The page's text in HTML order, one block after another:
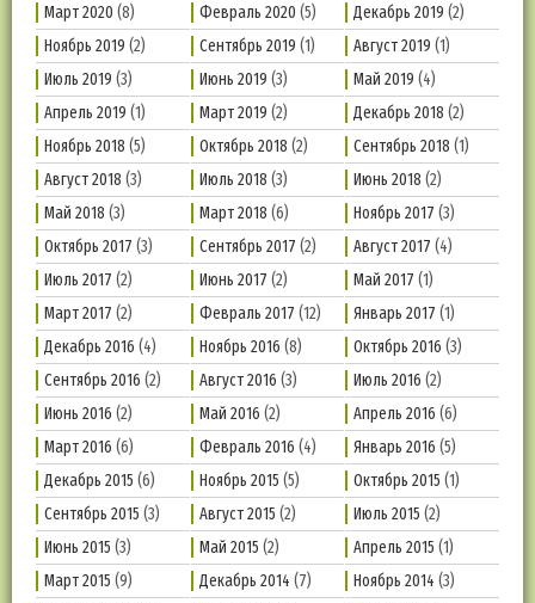
Март 2020 (8) Февраль 2020 (5) Декабрь 2019 (2)
Ноябрь 2019 (2) Сентябрь 2019 (1) Август 2019 (1)
Июль 2019 (3) Июнь 2019 (3) Май 2019 (4)
Апрель 2019 (1) Март 2019 (2) Декабрь 2018 (2)
Ноябрь 2018 (5) Октябрь 2018 (2) Сентябрь 2018 (1)
Август 2018 (3) Июль 2018 (3) Июнь 2018 (2)
Май 2018 (3) Март 2018 (6) Ноябрь 2017 (3)
Октябрь 2017 (3) Сентябрь 2017 (2) Август 2017 (4)
Июль 2017 (2) Июнь 2017 (2) Май 2017 (1)
Март 2017 (2) Февраль 2017 (12) Январь 2017 (1)
Декабрь 2016 (4) Ноябрь 2016 (8) Октябрь 2016 (3)
Сентябрь 2016 (2) Август 2016 (3) Июль 2016 (2)
Июнь 2016 (2) Май 2016 (2) Апрель 2016 (6)
Март 2016 (6) Февраль 2016 (4) Январь 2016 (5)
Декабрь 2015 (6) Ноябрь 2015 (5) Октябрь 2015 (1)
Сентябрь 2015 (3) Август 2015 (2) Июль 2015 (2)
Июнь 2015 (3) Май 2015 (2) Апрель 2015 (1)
Март 2015 (9) Декабрь 2014 (7) Ноябрь 2014 (3)